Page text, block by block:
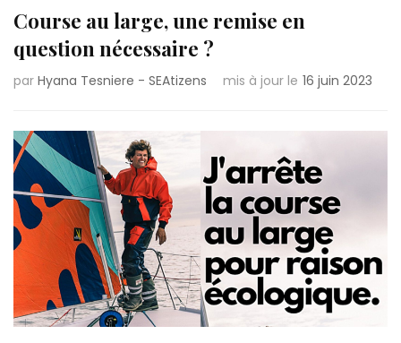
Course au large, une remise en
question nécessaire ?
par Hyana Tesniere - SEAtizens mis à jour le 16 juin 2023